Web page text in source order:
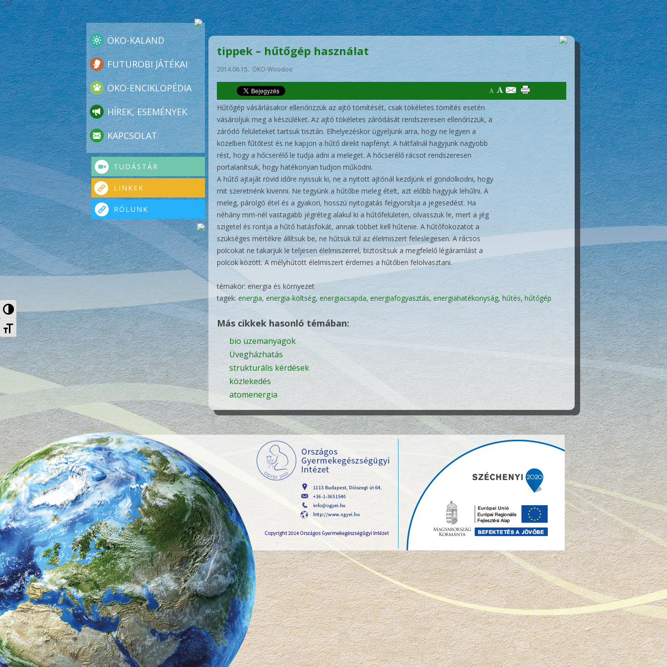
Nagy kontraszt váltása
Betűméret váltása
'; ?>
tippek – hűtőgép használat
2014.06.15. ÖKO-Woodoo
Hűtőgép vásárlásakor ellenőrizzük az ajtó tömítését, csak tökéletes tömítés esetén
vásároljuk meg a készüléket. Az ajtó tökéletes záródását rendszeresen ellenőrizzük, a
záródó felületeket tartsuk tisztán. Elhelyezéskor ügyeljünk arra, hogy ne legyen a
közelben fűtőtest és ne kapjon a hűtő direkt napfényt. A hátfalnál hagyjunk nagyobb
rést, hogy a hőcserélő le tudja adni a meleget. A hőcserélő rácsot rendszeresen
portalanítsuk, hogy hatékonyan tudjon működni.
A hűtő ajtaját rövid időre nyissuk ki, ne a nyitott ajtónál kezdjünk el gondolkodni, hogy
mit szeretnénk kivenni. Ne tegyünk a hűtőbe meleg ételt, azt előbb hagyjuk lehűlni. A
meleg, párolgó étel és a gyakori, hosszú nyitogatás felgyorsítja a jegesedést. Ha
néhány mm-nél vastagabb jégréteg alakul ki a hűtőfelületen, olvasszuk le, mert a jég
szigetel és rontja a hűtő hatásfokát, annak többet kell hűtenie. A hűtőfokozatot a
szükséges mértékre állítsuk be, ne hűtsük túl az élelmiszert feleslegesen. A rácsos
polcokat ne takarjuk le teljesen élelmiszerrel, biztosítsuk a megfelelő légáramlást a
polcok között. A mélyhűtött élelmiszert érdemes a hűtőben felolvasztani.
témakör: energia és környezet
tagek: energia, energia-költség,energiacsapda, energiafogyasztás, energiahatékonyság,hűtés,hűtőgép
Más cikkek hasonló témában:
bio üzemanyagok
Üvegházhatás
strukturális kérdések
közlekedés
atomenergia
ÖKO-KALAND
FUTUROBI JÁTÉKAI
ÖKO-ENCIKLOPÉDIA
HÍREK, ESEMÉNYEK
KAPCSOLAT
TUDÁSTÁR
LINKEK
RÓLUNK